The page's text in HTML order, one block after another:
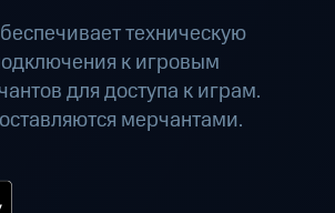
техническую
к игровым
для доступа к играм.
мерчантами.